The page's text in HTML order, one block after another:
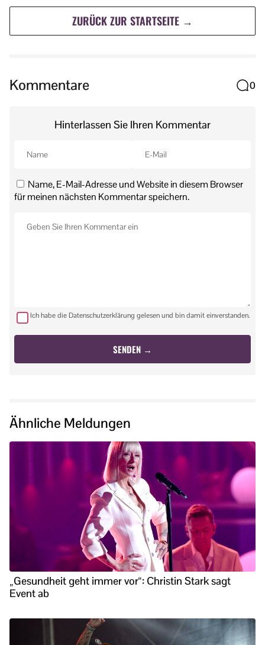
ZURÜCK ZUR STARTSEITE →
Kommentare 0
Hinterlassen Sie Ihren Kommentar
Name, E-Mail-Adresse und Website in diesem Browser
für meinen nächsten Kommentar speichern.
Ich habe die Datenschutzerklärung gelesen und bin damit einverstanden.
Ähnliche Meldungen
„Gesundheit geht immer vor“: Christin Stark sagt
Event ab